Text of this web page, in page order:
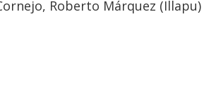
Roberto Márquez (Illapu)